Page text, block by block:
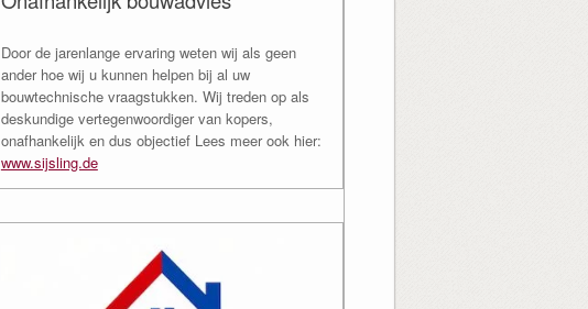
Door de jarenlange ervaring weten wij als geen
ander hoe wij u kunnen helpen bij al uw
bouwtechnische vraagstukken. Wij treden op als
deskundige vertegenwoordiger van kopers,
onafhankelijk en dus objectief Lees meer ook hier:
www.sijsling.de